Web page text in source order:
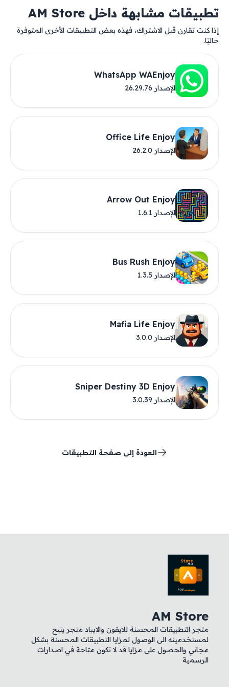
تطبيقات مشابهة داخل AM Store
إذا كنت تقارن قبل الاشتراك، فهذه بعض التطبيقات الأخرى المتوفرة
حاليًا.
‎WhatsApp WAEnjoy
الإصدار 26.29.76
Office Life Enjoy
الإصدار 26.2.0
Arrow Out Enjoy
الإصدار 1.6.1
Bus Rush Enjoy
الإصدار 1.3.5
Mafia Life Enjoy
الإصدار 3.0.0
Sniper Destiny 3D Enjoy
الإصدار 3.0.39
العودة إلى صفحة التطبيقات
AM Store
متجر التطبيقات المحسنة للايفون والايباد متجر يتيح
لمستخدمينه الى الوصول لمزايا التطبيقات المحسنة بشكل
مجاني والحصول على مزايا قد لا تكون متاحة في اصدارات
الرسمية